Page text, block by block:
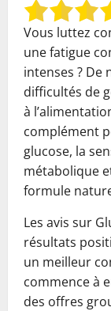
Vous luttez
une fatigue
intenses ?
difficultés de
à
complément
glucose, la
métabolique
formule
Les avis sur
résultats
un meilleur
commence à
des offres